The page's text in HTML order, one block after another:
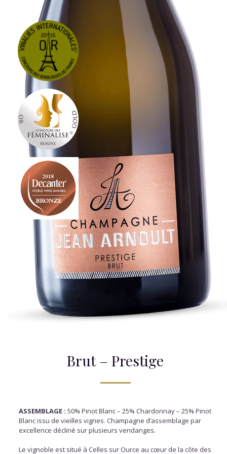
Brut – Prestige
ASSEMBLAGE : 50% Pinot Blanc – 25% Chardonnay – 25% Pinot
Blanc issu de vieilles vignes. Champagne d’assemblage par
excellence décliné sur plusieurs vendanges.
Le vignoble est situé à Celles sur Ource au cœur de la côte des